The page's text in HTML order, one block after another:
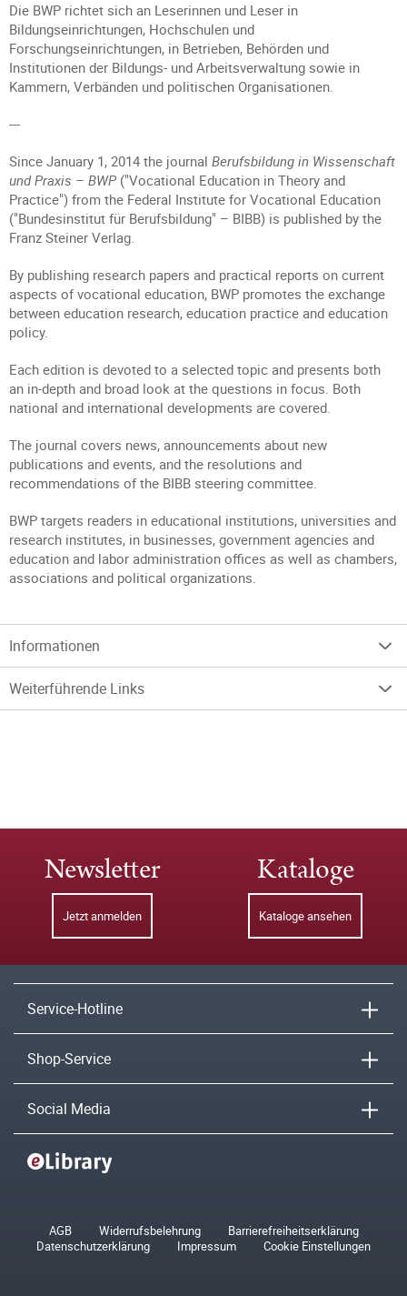
Die BWP richtet sich an Leserinnen und Leser in
Bildungseinrichtungen, Hochschulen und
Forschungseinrichtungen, in Betrieben, Behörden und
Institutionen der Bildungs- und Arbeitsverwaltung sowie in
Kammern, Verbänden und politischen Organisationen.
---
Since January 1, 2014 the journal Berufsbildung in Wissenschaft
und Praxis – BWP ("Vocational Education in Theory and
Practice") from the Federal Institute for Vocational Education
("Bundesinstitut für Berufsbildung" – BIBB) is published by the
Franz Steiner Verlag.
By publishing research papers and practical reports on current
aspects of vocational education, BWP promotes the exchange
between education research, education practice and education
policy.
Each edition is devoted to a selected topic and presents both
an in-depth and broad look at the questions in focus. Both
national and international developments are covered.
The journal covers news, announcements about new
publications and events, and the resolutions and
recommendations of the BIBB steering committee.
BWP targets readers in educational institutions, universities and
research institutes, in businesses, government agencies and
education and labor administration offices as well as chambers,
associations and political organizations.
Informationen
Weiterführende Links
Newsletter
Jetzt anmelden
Kataloge
Kataloge ansehen
Service-Hotline
Shop-Service
Social Media
AGB Widerrufsbelehrung
Barrierefreiheitserklärung
Datenschutzerklärung
Impressum Cookie Einstellungen